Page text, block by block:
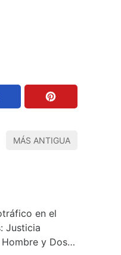
MÁS ANTIGUA
en el
Justicia
y Dos